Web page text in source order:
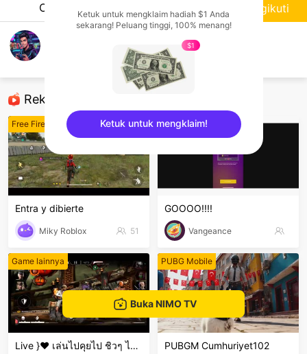
Chat Streamer
Rekomendasi
Free Fire
Entra y dibierte
Miky Roblox 51
Game lainnya
GOOOO!!!!
Vangeance
Game lainnya
Live }❤️ เล่นไปคุยไป ชิวๆ ไม่เก่งน่ะ 🤣🤣🤣 ขำๆ .
PUBG Mobile
PUBGM Cumhuriyet102
Mengikuti
Buka NIMO TV
Ketuk untuk mengklaim hadiah $1 Anda
sekarang! Peluang tinggi, 100% menang!
$1
Ketuk untuk mengklaim!
sentinelEnd